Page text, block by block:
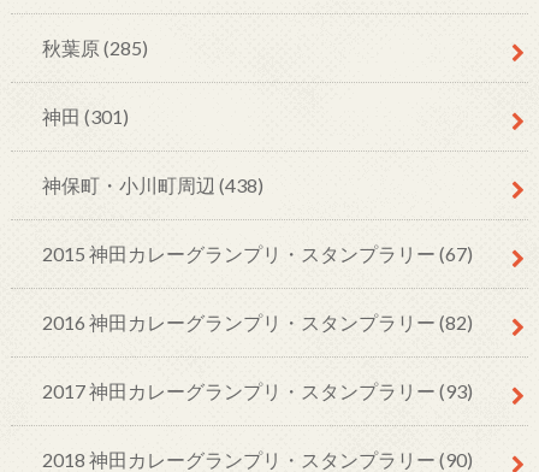
秋葉原 (285)
神田 (301)
神保町・小川町周辺 (438)
2015 神田カレーグランプリ・スタンプラリー (67)
2016 神田カレーグランプリ・スタンプラリー (82)
2017 神田カレーグランプリ・スタンプラリー (93)
2018 神田カレーグランプリ・スタンプラリー (90)